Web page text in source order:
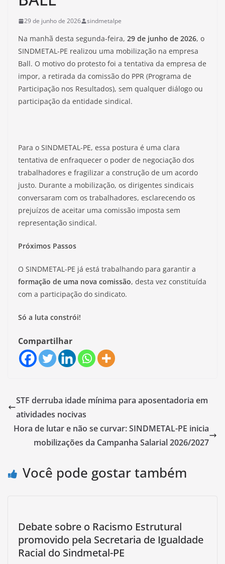
29 de junho de 2026 sindmetalpe
Na manhã desta segunda-feira, 29 de junho de 2026, o
SINDMETAL-PE realizou uma mobilização na empresa
Ball. O motivo do protesto foi a tentativa da empresa de
impor, a retirada da comissão do PPR (Programa de
Participação nos Resultados), sem qualquer diálogo ou
participação da entidade sindical.
Para o SINDMETAL-PE, essa postura é uma clara
tentativa de enfraquecer o poder de negociação dos
trabalhadores e fragilizar a construção de um acordo
justo. Durante a mobilização, os dirigentes sindicais
conversaram com os trabalhadores, esclarecendo os
prejuízos de aceitar uma comissão imposta sem
representação sindical.
Próximos Passos
O SINDMETAL-PE já está trabalhando para garantir a
formação de uma nova comissão, desta vez constituída
com a participação do sindicato.
Só a luta constrói!
Compartilhar
STF derruba idade mínima para aposentadoria em
atividades nocivas
Hora de lutar e não se curvar: SINDMETAL-PE inicia
mobilizações da Campanha Salarial 2026/2027
Você pode gostar também
Debate sobre o Racismo Estrutural
promovido pela Secretaria de Igualdade
Racial do Sindmetal-PE